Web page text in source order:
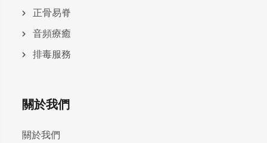
正骨易脊
⾳頻療癒
排毒服務
關於我們
關於我們